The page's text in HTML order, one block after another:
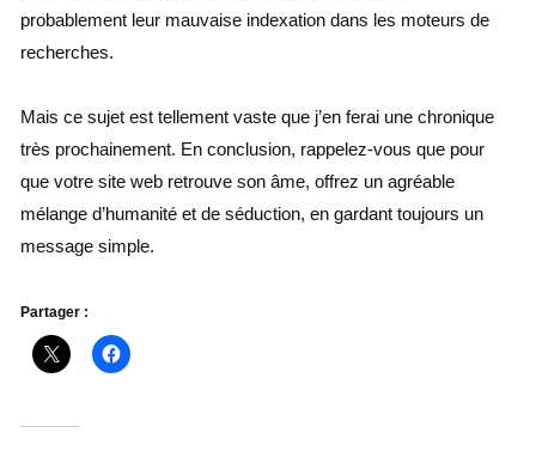
probablement leur mauvaise indexation dans les moteurs de
recherches.
Mais ce sujet est tellement vaste que j’en ferai une chronique
très prochainement. En conclusion, rappelez-vous que pour
que votre site web retrouve son âme, offrez un agréable
mélange d’humanité et de séduction, en gardant toujours un
message simple.
Partager :